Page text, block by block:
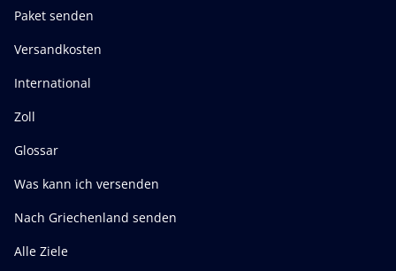
Paket senden
Versandkosten
International
Zoll
Glossar
Was kann ich versenden
Nach Griechenland senden
Alle Ziele